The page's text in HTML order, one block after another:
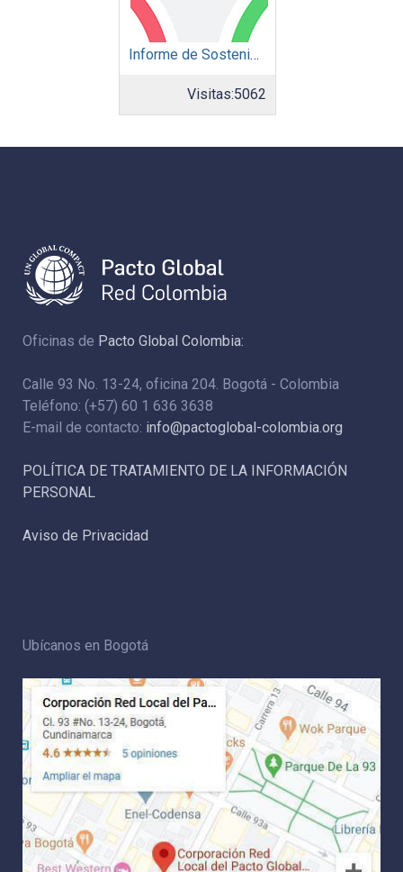
Informe de Sostenibilidad 2024: Parque Arauco
Visitas:5062
Oficinas de Pacto Global Colombia:
Calle 93 No. 13-24, oficina 204. Bogotá - Colombia
Teléfono: (+57) 60 1 636 3638
E-mail de contacto: info@pactoglobal-colombia.org
POLÍTICA DE TRATAMIENTO DE LA INFORMACIÓN
PERSONAL
Aviso de Privacidad
Ubícanos en Bogotá